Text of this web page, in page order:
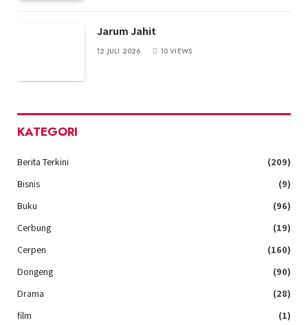
Jarum Jahit
12 JULI 2026 10VIEWS
KATEGORI
Berita Terkini
(209)
Bisnis
(9)
Buku
(96)
Cerbung
(19)
Cerpen
(160)
Dongeng
(90)
Drama
(28)
film
(1)